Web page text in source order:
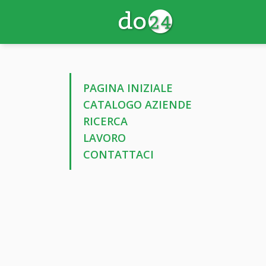
PAGINA INIZIALE
CATALOGO AZIENDE
RICERCA
LAVORO
CONTATTACI